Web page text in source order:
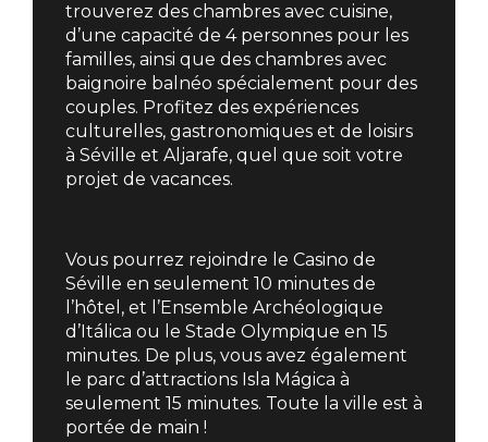
trouverez des chambres avec cuisine,
d’une capacité de 4 personnes pour les
familles, ainsi que des chambres avec
baignoire balnéo spécialement pour des
couples. Profitez des expériences
culturelles, gastronomiques et de loisirs
à Séville et Aljarafe, quel que soit votre
projet de vacances.
Vous pourrez rejoindre le Casino de
Séville en seulement 10 minutes de
l’hôtel, et l’Ensemble Archéologique
d’Itálica ou le Stade Olympique en 15
minutes. De plus, vous avez également
le parc d’attractions Isla Mágica à
seulement 15 minutes. Toute la ville est à
portée de main !